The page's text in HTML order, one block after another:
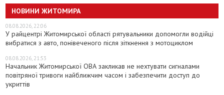
НОВИНИ ЖИТОМИРА
08.08.2026, 22:06
У райцентрі Житомирської області рятувальники допомогли водійці
вибратися з авто, понівеченого після зіткнення з мотоциклом
08.08.2026, 21:53
Начальник Житомирської ОВА закликав не нехтувати сигналами
повітряної тривоги найближчим часом і забезпечити доступ до
укриттів